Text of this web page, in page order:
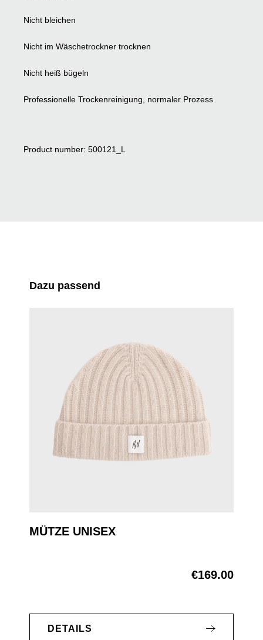
Nicht bleichen
Nicht im Wäschetrockner trocknen
Nicht heiß bügeln
Professionelle Trockenreinigung, normaler Prozess
Product number: 500121_L
Skip product gallery
Dazu passend
MÜTZE UNISEX
€169.00
DETAILS